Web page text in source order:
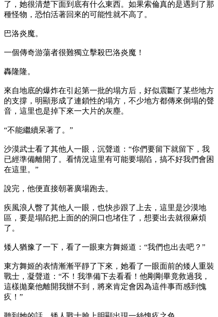
了，她很清楚下面到底有什么東西。如果索倫真的是遇到了那
種怪物，恐怕活著回來的可能性就不高了。
巴洛炎魔。
一個傳奇游蕩者很難獨立擊殺巴洛炎魔！
轟隆隆。
來自地底的爆炸在引起第一批的塌方后，好似震斷了某些地方
的支撐，明顯形成了連鎖性的塌方，不少地方都傳來倒塌的聲
音，這里也是掉下來一大片的灰塵。
“不能繼續呆著了。”
沙漠武士看了其他人一眼，沉聲道：“你們要留下就留下，我
已經準備離開了。看情況這里有可能要塌陷，搞不好我們會困
在這里。”
說完，他便直接朝著廣場跑去。
疾風浪人瞥了其他人一眼，也快步跟了上去，這里是沙漠地
區，要是塌陷把上面的的洞口也堵住了，想要出去就很麻煩
了。
矮人猶豫了一下，看了一眼東方舞姬道：“我們也出去吧？”
東方舞姬的表情漸漸平靜了下來，她看了一眼面前的矮人重裝
戰士，凝聲道：“不！我準備下去看看！他剛剛畢竟救過我，
這樣拋棄他離開我辦不到，將來肯定會因為這件事而感到愧
疚！”